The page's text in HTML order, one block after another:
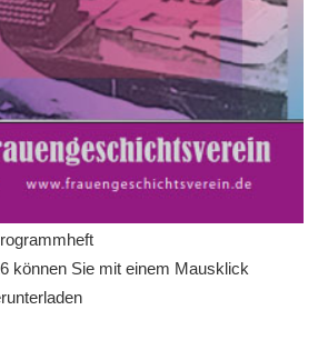
können Sie mit einem Mausklick